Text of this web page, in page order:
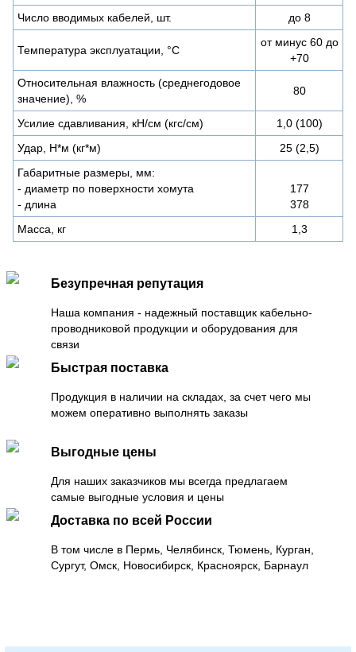
Число вводимых кабелей, шт.
до 8
Температура эксплуатации, °С
от минус 60 до
+70
Относительная влажность (среднегодовое
значение), %
80
Усилие сдавливания, кН/см (кгс/см)
1,0 (100)
Удар, Н*м (кг*м)
25 (2,5)
Габаритные размеры, мм:
- диаметр по поверхности хомута
- длина
177
378
Масса, кг
1,3
Безупречная репутация
Наша компания - надежный поставщик кабельно-
проводниковой продукции и оборудования для
связи
Быстрая поставка
Продукция в наличии на складах, за счет чего мы
можем оперативно выполнять заказы
Выгодные цены
Для наших заказчиков мы всегда предлагаем
самые выгодные условия и цены
Доставка по всей России
В том числе в Пермь, Челябинск, Тюмень, Курган,
Сургут, Омск, Новосибирск, Красноярск, Барнаул